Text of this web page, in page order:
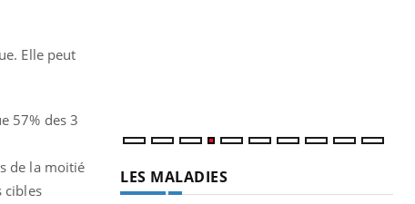
Elle peut
57% des 3
de la moitié
cibles
LES MALADIES